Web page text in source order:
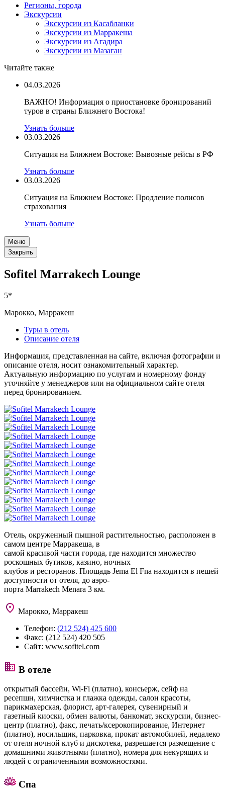
Регионы, города
Экскурсии
Экскурсии из Касабланки
Экскурсии из Марракеша
Экскурсии из Агадира
Экскурсии из Мазаган
Читайте также
04.03.2026
ВАЖНО! Информация о приостановке бронирований
туров в страны Ближнего Востока!
Узнать больше
03.03.2026
Ситуация на Ближнем Востоке: Вывозные рейсы в РФ
Узнать больше
03.03.2026
Ситуация на Ближнем Востоке: Продление полисов
страхования
Узнать больше
Меню
Закрыть
Sofitel Marrakech Lounge
5*
Марокко, Марракеш
Туры в отель
Описание отеля
Информация, представленная на сайте, включая фотографии и
описание отеля, носит ознакомительный характер.
Актуальную информацию по услугам и номерному фонду
уточняйте у менеджеров или на официальном сайте отеля
перед бронированием.
Отель, окруженный пышной растительностью, расположен в
самом центре Марракеша, в
самой красивой части города, где находится множество
роскошных бутиков, казино, ночных
клубов и ресторанов. Площадь Jema El Fna находится в пешей
доступности от отеля, до аэро-
порта Marrakech Menara 3 км.
Марокко, Марракеш
Телефон: (212 524) 425 600
Факс: (212 524) 420 505
Сайт: www.sofitel.com
В отеле
открытый бассейн, Wi-Fi (платно), консьерж, сейф на
ресепшн, химчистка и глажка одежды, салон красоты,
парикмахерская, флорист, арт-галерея, сувенирный и
газетный киоски, обмен валюты, банкомат, экскурсии, бизнес-
центр (платно), факс, печать/ксерокопирование, Интернет
(платно), носильщик, парковка, прокат автомобилей, недалеко
от отеля ночной клуб и дискотека, разрешается размещение с
домашними животными (платно), номера для некурящих и
людей с ограниченными возможностями.
Спа